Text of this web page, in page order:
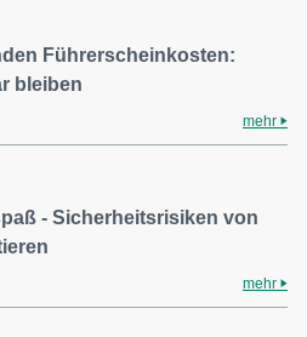
Führerscheinkosten:
bleiben
mehr
- Sicherheitsrisiken von
mehr